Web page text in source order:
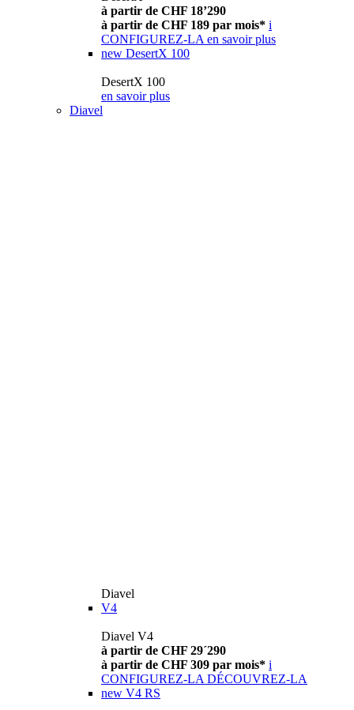
à partir de CHF 18’290
à partir de CHF 189 par mois* i
CONFIGUREZ-LA en savoir plus
new DesertX 100
DesertX 100
en savoir plus
Diavel
Diavel
V4
Diavel V4
à partir de CHF 29´290
à partir de CHF 309 par mois* i
CONFIGUREZ-LA DÉCOUVREZ-LA
new V4 RS